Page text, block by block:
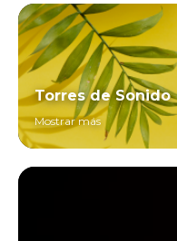
Torres de Sonido
Mostrar más